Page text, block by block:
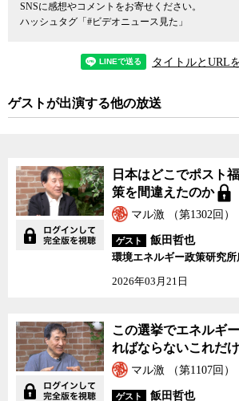
太陽光発電の買取価格は年を追う毎に下が
れていたので、土地や資金の確保ができてい
FITバブルともいわれるほど急速な新規参入
料金に上乗せされて支払っている再エネ賦課
入から最初の3年間の太陽光発電分に充てら
に安く済んだはずだった。その意味でも、日
界で唯一最大の失敗例になってしまったと飯
を導入した時点で世界ではすでに約100か国
失敗事例を参考にする余地が多分にあったに
なぜそのような初歩的な失敗をしたのかに
の官僚制度の問題を指摘する。日本の官僚は
め、制度の理解度が圧倒的に低いという。日
官僚に複雑な制度を設計するだけの能力がな
などして表面だけの制度設計になってしまう
再エネが増えない理由にもつながるという。
SNSに感想やコメントをお寄せください。
ハッシュタグ「#ビデオニュース見た」
タイトルとURL
ゲストが出演する他の放送
日本はどこでポスト
策を間違えたのか
マル激 （第1302回）
ゲスト
飯田哲也
環境エネルギー政策研究所
2026年03月21日
この選挙でエネルギ
ればならないこれだ
マル激 （第1107回）
ゲスト 飯田哲也